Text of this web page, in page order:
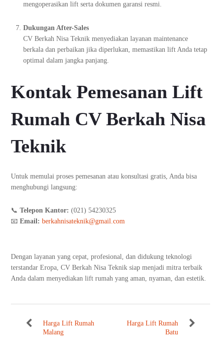
mengoperasikan lift serta dokumen garansi resmi.
Dukungan After-Sales
CV Berkah Nisa Teknik menyediakan layanan maintenance
berkala dan perbaikan jika diperlukan, memastikan lift Anda tetap
optimal dalam jangka panjang.
Kontak Pemesanan Lift
Rumah CV Berkah Nisa
Teknik
Untuk memulai proses pemesanan atau konsultasi gratis, Anda bisa
menghubungi langsung:
📞Telepon Kantor: (021) 54230325
📧Email: berkahnisateknik@gmail.com
Dengan layanan yang cepat, profesional, dan didukung teknologi
terstandar Eropa, CV Berkah Nisa Teknik siap menjadi mitra terbaik
Anda dalam menyediakan lift rumah yang aman, nyaman, dan estetik.
Harga Lift Rumah
Malang
Harga Lift Rumah
Batu